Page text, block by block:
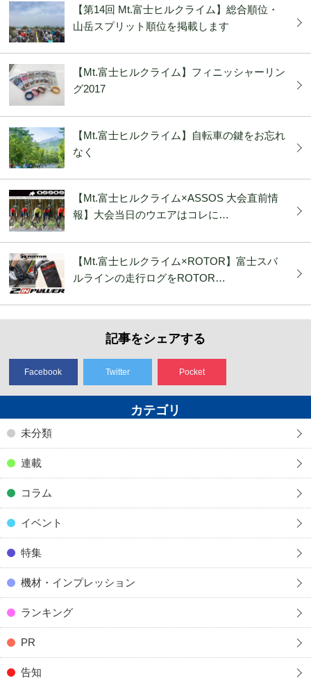
【第14回 Mt.富士ヒルクライム】総合順位・
山岳スプリット順位を掲載します
【Mt.富士ヒルクライム】フィニッシャーリン
グ2017
【Mt.富士ヒルクライム】自転車の鍵をお忘れ
なく
【Mt.富士ヒルクライム×ASSOS 大会直前情
報】大会当日のウエアはコレに…
【Mt.富士ヒルクライム×ROTOR】富士スバ
ルラインの走行ログをROTOR…
記事をシェアする
Facebook Twitter Pocket
カテゴリ
未分類
連載
コラム
イベント
特集
機材・インプレッション
ランキング
PR
告知